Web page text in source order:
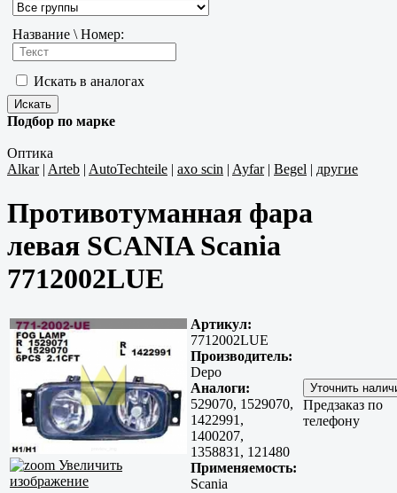
Название \ Номер:
Искать в аналогах
Подбор по марке
Оптика
Alkar| Arteb | AutoTechteile | axo scin | Ayfar| Begel | другие
Противотуманная фара
левая SCANIA Scania
7712002LUE
Увеличить
изображение
Артикул:
7712002LUE
Производитель:
Depo
Аналоги:
529070, 1529070,
1422991,
1400207,
1358831, 121480
Применяемость:
Scania
Предзаказ по
телефону